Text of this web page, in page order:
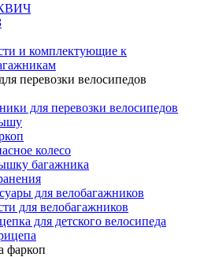
и комплектующие к
перевозки велосипедов
для перевозки велосипедов
колесо
багажника
для велобагажников
для велобагажников
для детского велосипеда
фаркоп